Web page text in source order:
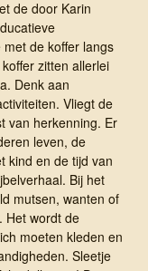
de door Karin
de koffer langs
zitten allerlei
Denk aan
Vliegt de
van herkenning. Er
leven, de
kind en de tijd van
Bij het
mutsen, wanten of
Het wordt de
moeten kleden en
Sleetje